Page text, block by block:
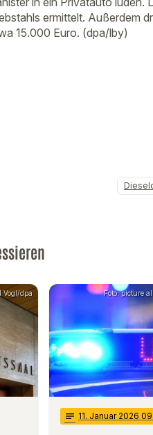
ermittelt. Außerdem
15.000 Euro. (dpa/lby)
Vogl/dpa Foto: picture
notes 11. Januar 2026